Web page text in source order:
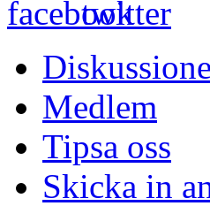
Medlem
Tipsa oss
Skicka in